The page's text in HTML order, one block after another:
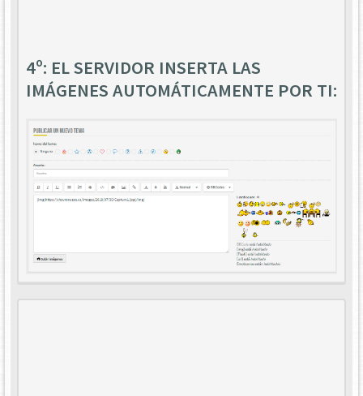
4º: EL SERVIDOR INSERTA LAS
IMÁGENES AUTOMÁTICAMENTE POR TI: